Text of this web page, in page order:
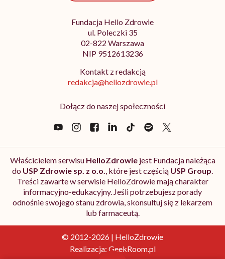
Fundacja Hello Zdrowie
ul. Poleczki 35
02-822 Warszawa
NIP 9512613236
Kontakt z redakcją
redakcja@hellozdrowie.pl
Dołącz do naszej społeczności
Właścicielem serwisu HelloZdrowiejest Fundacja należąca
do USP Zdrowie sp. z o.o., które jest częścią USP Group.
Treści zawarte w serwisie HelloZdrowie mają charakter
informacyjno-edukacyjny. Jeśli potrzebujesz porady
odnośnie swojego stanu zdrowia, skonsultuj się z lekarzem
lub farmaceutą.
© 2012-2026 | HelloZdrowie
Realizacja: GeekRoom.pl